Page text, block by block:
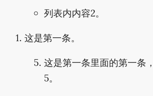
列表内内容2。
这是第一条。
这是第一条里面的第一条
5。